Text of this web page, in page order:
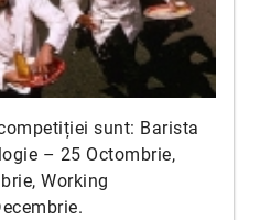
sunt: Barista
– 25 Octombrie,
Working